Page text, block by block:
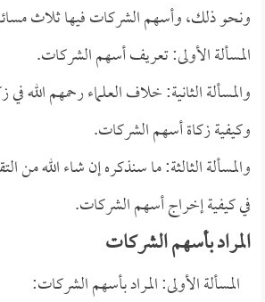
ونحو ذلك، وأسهم الشركات فيها ثلاث
المسألة الأولى: تعريف أسهم الشركات.
والمسألة الثانية: خلاف العلماء رحمهم الله
وكيفية زكاة أسهم الشركات.
والمسألة الثالثة: ما سنذكره إن شاء الله من
في كيفية إخراج أسهم الشركات.
المراد بأسهم الشركات
المسألة الأولى: المراد بأسهم الشركات: